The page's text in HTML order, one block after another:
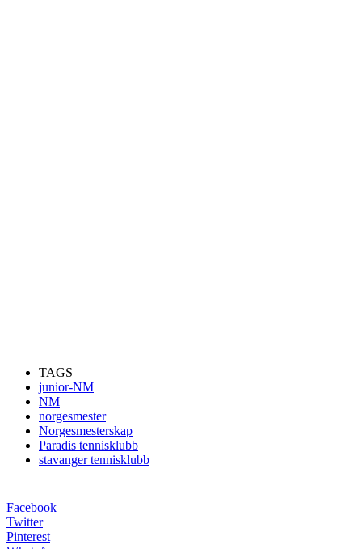
TAGS
junior-NM
NM
norgesmester
Norgesmesterskap
Paradis tennisklubb
stavanger tennisklubb
Facebook
Twitter
Pinterest